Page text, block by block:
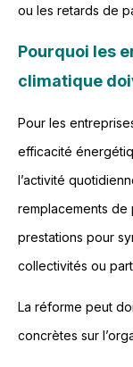
ou les retards de
Pourquoi les
climatique
Pour les
efficacité
l’activité
remplacements de
prestations pour
collectivités ou
La réforme peut
concrètes sur